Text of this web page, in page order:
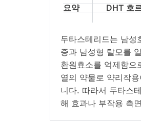
요약 DHT 호
두타스테리드는 남
증과 남성형 탈모를
환원효소를 억제함
열의 약물로 약리작
니다. 따라서 두타스
해 효과나 부작용 측